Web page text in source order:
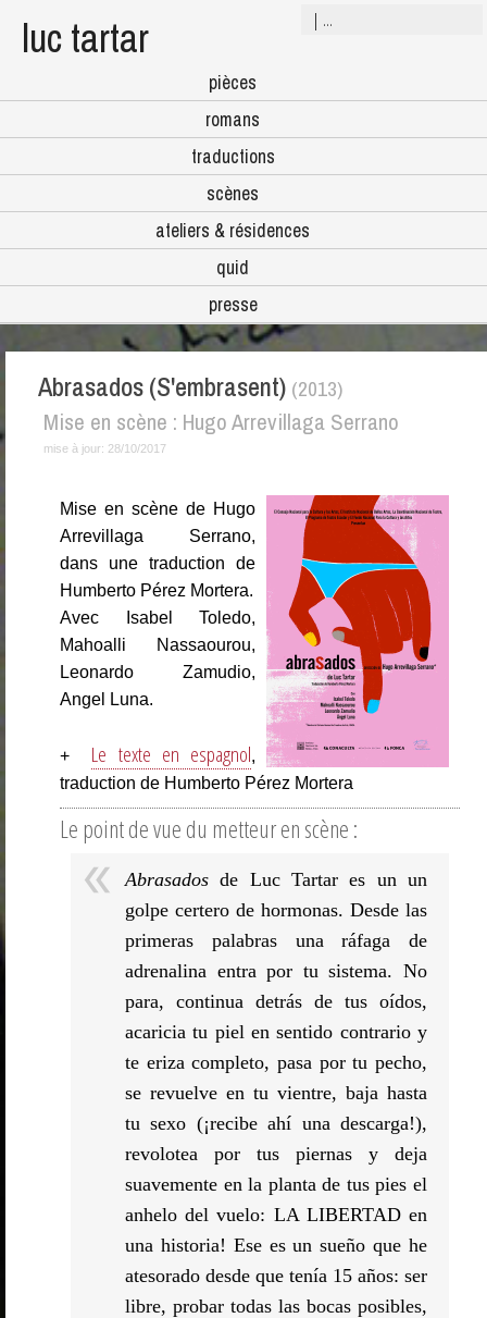
luc tartar
pièces
romans
traductions
scènes
ateliers & résidences
quid
presse
Abrasados (S'embrasent) (2013)
Mise en scène : Hugo Arrevillaga Serrano
mise à jour: 28/10/2017
Mise en scène de Hugo
Arrevillaga Serrano,
dans une traduction de
Humberto Pérez Mortera.
Avec Isabel Toledo,
Mahoalli Nassaourou,
Leonardo Zamudio,
Angel Luna.
+ Le texte en espagnol,
traduction de Humberto Pérez Mortera
Le point de vue du metteur en scène :
Abrasados de Luc Tartar es un un
golpe certero de hormonas. Desde las
primeras palabras una ráfaga de
adrenalina entra por tu sistema. No
para, continua detrás de tus oídos,
acaricia tu piel en sentido contrario y
te eriza completo, pasa por tu pecho,
se revuelve en tu vientre, baja hasta
tu sexo (¡recibe ahí una descarga!),
revolotea por tus piernas y deja
suavemente en la planta de tus pies el
anhelo del vuelo: LA LIBERTAD en
una historia! Ese es un sueño que he
atesorado desde que tenía 15 años: ser
libre, probar todas las bocas posibles,